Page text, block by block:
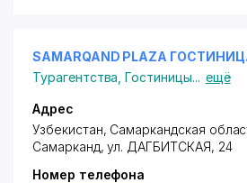
SAMARQAND PLAZA
Турагентства ,Гостиницы... ещё
Адрес
Узбекистан, Самаркандская
Самарканд,ул. ДАГБИТСКАЯ, 24
Номер телефона